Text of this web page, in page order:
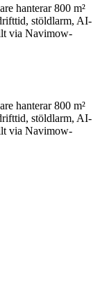
hanterar 800 m²
stöldlarm, AI-
via Navimow-
hanterar 800 m²
stöldlarm, AI-
via Navimow-